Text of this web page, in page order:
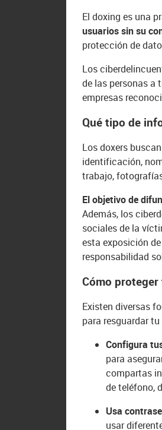
El doxing es una
usuarios sin su
protección de
Los
de las personas a
empresas
Qué tipo de
Los doxers
identificación,
trabajo,
El objetivo de
Además, los
sociales de la
esta exposición
responsabilidad
Cómo
Existen diversas
para resguardar
Configura
para
compartas
de teléfono,
Usa
usar